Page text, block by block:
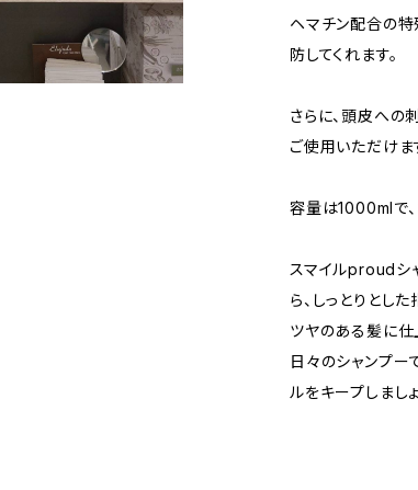
ヘマチン配合の特
防してくれます。
さらに、頭皮への
ご使用いただけま
容量は1000mlで
スマイルproudシ
ら、しっとりとし
ツヤのある髪に仕
日々のシャンプー
ルをキープしましょ